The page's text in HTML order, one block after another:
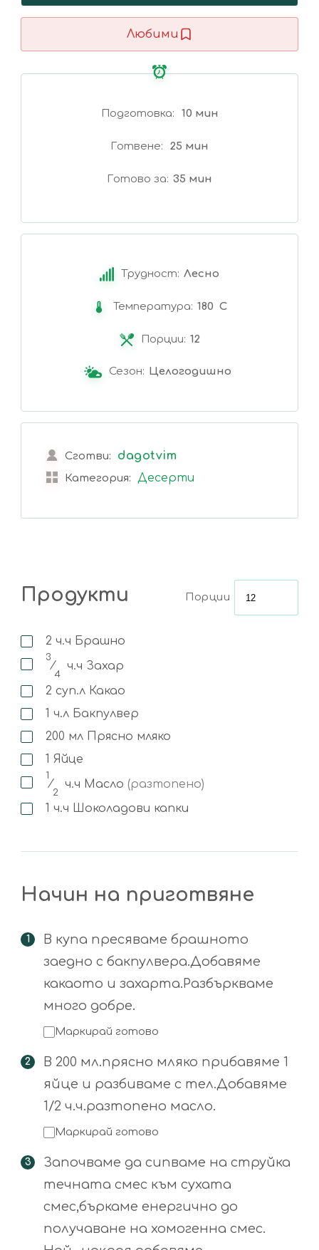
Любими
Подготовка 10 мин
Готвене 25 мин
Готово за 35 мин
Трудност: Лесно
Температура: 180 C
Порции: 12
Сезон: Целогодишно
Сготви: dagotvim
Категория: Десерти
Продукти Порции
2 ч.ч Брашно
3
⁄
4
ч.ч Захар
2 суп.л Какао
1 ч.л Бакпулвер
200 мл Прясно мляко
1 Яйце
1
⁄
2
ч.ч Масло (разтопено)
1 ч.ч Шоколадови капки
Начин на приготвяне
В купа пресяваме брашното
заедно с бакпулвера.Добавяме
какаото и захарта.Разбъркваме
много добре.
Маркирай готово
В 200 мл.прясно мляко прибавяме 1
яйце и разбиваме с тел.Добавяме
1/2 ч.ч.разтопено масло.
Маркирай готово
Започваме да сипваме на струйка
течната смес към сухата
смес,бъркаме енергично до
получаване на хомогенна смес.